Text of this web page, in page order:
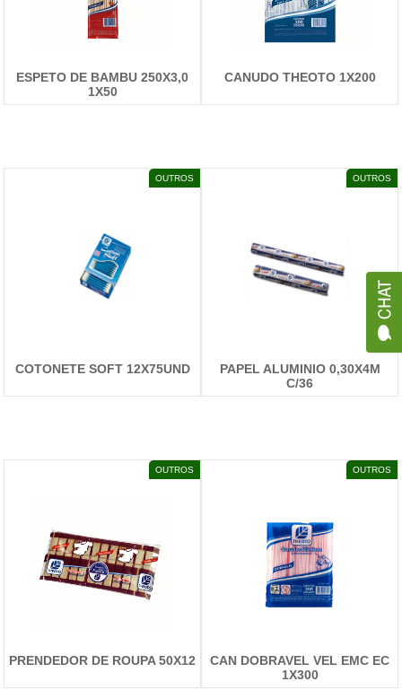
ESPETO DE BAMBU 250X3,0
1X50
CANUDO THEOTO 1X200
OUTROS
COTONETE SOFT 12X75UND
OUTROS
PAPEL ALUMINIO 0,30X4M
C/36
OUTROS
PRENDEDOR DE ROUPA 50X12
OUTROS
CAN DOBRAVEL VEL EMC EC
1X300